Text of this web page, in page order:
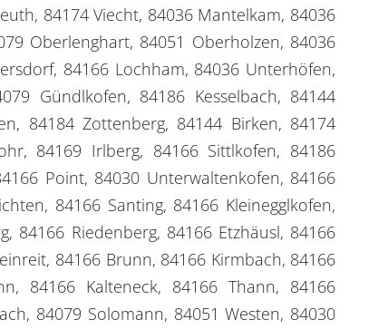
84174 Viecht, 84036 Mantelkam, 84036
Oberlenghart, 84051 Oberholzen, 84036
84166 Lochham, 84036 Unterhöfen,
Gündlkofen, 84186 Kesselbach, 84144
84184 Zottenberg, 84144 Birken, 84174
84169 Irlberg, 84166 Sittlkofen, 84186
Point, 84030 Unterwaltenkofen, 84166
84166 Santing, 84166 Kleinegglkofen,
84166 Riedenberg, 84166 Etzhäusl, 84166
84166 Brunn, 84166 Kirmbach, 84166
84166 Kalteneck, 84166 Thann, 84166
84079 Solomann, 84051 Westen, 84030